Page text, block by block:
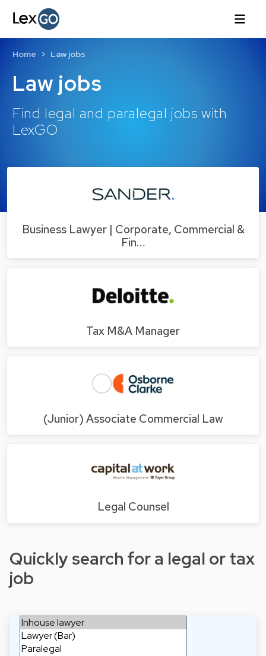
Law jobs
Find legal and paralegal jobs with
LexGO
Home Law jobs
Business Lawyer | Corporate, Commercial &
Fin…
Tax M&A Manager
(Junior) Associate Commercial Law
Legal Counsel
Quickly search for a legal or tax
job